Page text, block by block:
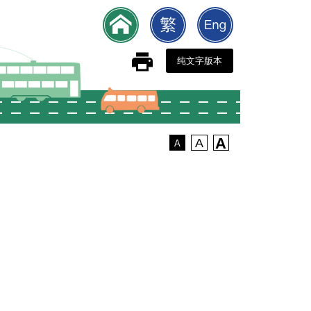
纯文字版本
A A A